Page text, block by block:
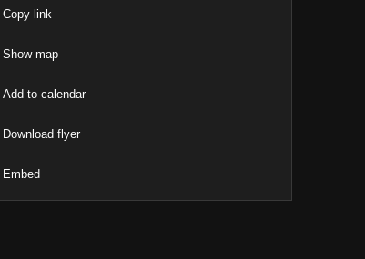
Copy link
Show map
Add to calendar
Download flyer
Embed